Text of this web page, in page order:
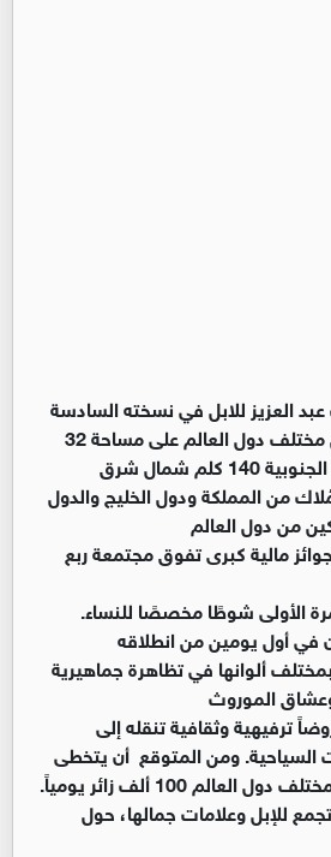
العزيز للابل في نسخته السادسة
قرابة 33 ألف متن من مختلف دول العالم على مساحة 32
كم2 بمنطقة الصياهد الجنوبية 140 كلم شمال شرق
من المملكة ودول الخليج والدول
من دول العالم
مالية كبرى تفوق مجتمعة ربع
الأولى شوطًا مخصصًا للنساء.
في أول يومين من انطلاقه
ألوانها في تظاهرة جماهيرية
الموروث
ترفيهية وثقافية تنقله إلى
السياحية. ومن المتوقع أن يتخطى
100 ألف زائر يومياً.
للإبل وعلامات جمالها، حول